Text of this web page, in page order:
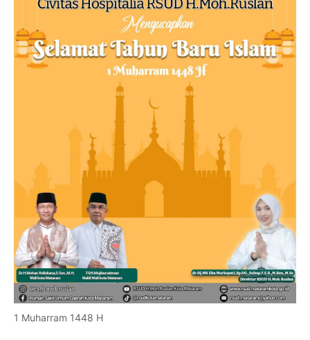
1 Muharram 1448 H